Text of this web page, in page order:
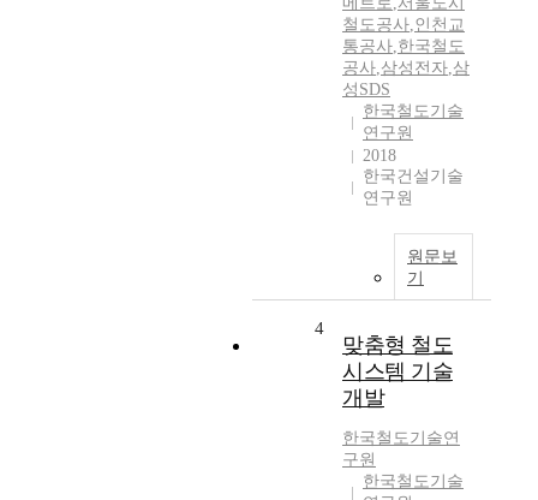
철도공사,인천교
통공사,한국철도
공사,삼성전자,삼
성SDS
한국철도기술
연구원
2018
한국건설기술
연구원
원문보
기
4
맞춤형 철도
시스템 기술
개발
한국철도기술연
구원
한국철도기술